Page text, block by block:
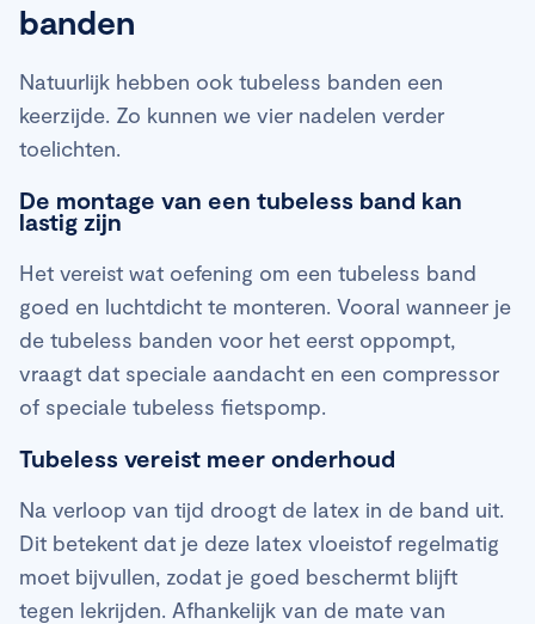
banden
Natuurlijk hebben ook tubeless banden een
keerzijde. Zo kunnen we vier nadelen verder
toelichten.
De montage van een tubeless band kan
lastig zijn
Het vereist wat oefening om een tubeless band
goed en luchtdicht te monteren. Vooral wanneer je
de tubeless banden voor het eerst oppompt,
vraagt dat speciale aandacht en een compressor
of speciale tubeless fietspomp.
Tubeless vereist meer onderhoud
Na verloop van tijd droogt de latex in de band uit.
Dit betekent dat je deze latex vloeistof regelmatig
moet bijvullen, zodat je goed beschermt blijft
tegen lekrijden. Afhankelijk van de mate van